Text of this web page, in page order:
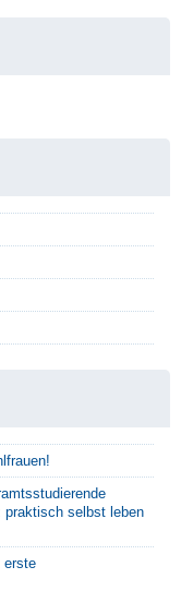
praktisch selbst leben
erste